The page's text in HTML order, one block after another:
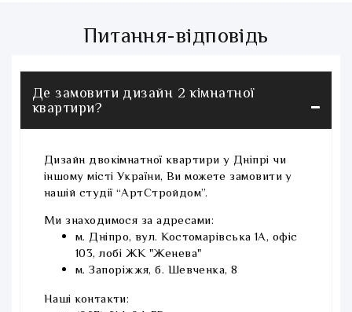
Питання-відповідь
Де замовити дизайн 2 кімнатної
квартири?
Дизайн двокімнатної квартири у Дніпрі чи
іншому місті України, Ви можете замовити у
нашій студії “АртСтройдом”.
Ми знаходимося за адресами:
м. Дніпро, вул. Костомарівська 1А, офіс
103, лобі ЖК "Женева"
м. Запоріжжя, б. Шевченка, 8
Наші контакти: